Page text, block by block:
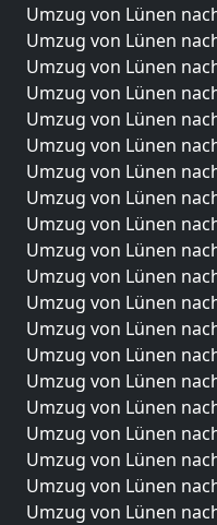
Umzug von Lünen
Umzug von Lünen
Umzug von Lünen
Umzug von Lünen
Umzug von Lünen
Umzug von Lünen
Umzug von Lünen
Umzug von Lünen
Umzug von Lünen
Umzug von Lünen
Umzug von Lünen
Umzug von Lünen
Umzug von Lünen
Umzug von Lünen
Umzug von Lünen
Umzug von Lünen
Umzug von Lünen
Umzug von Lünen
Umzug von Lünen
Umzug von Lünen